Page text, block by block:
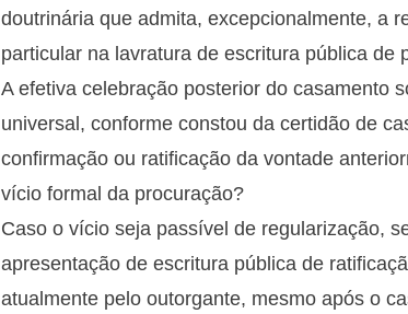
doutrinária que admita, excepcionalmente, a
particular na lavratura de escritura pública de
A efetiva celebração posterior do casamento
universal, conforme constou da certidão de
confirmação ou ratificação da vontade
vício formal da procuração?
Caso o vício seja passível de regularização,
apresentação de escritura pública de
atualmente pelo outorgante, mesmo após o